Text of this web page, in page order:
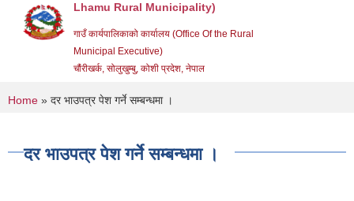
Lhamu Rural Municipality)
गाउँ कार्यपालिकाको कार्यालय (Office Of the Rural
Municipal Executive)
चौंरीखर्क, सोलुखुम्बु, कोशी प्रदेश, नेपाल
You are here
Home » दर भाउपत्र पेश गर्ने सम्बन्धमा ।
दर भाउपत्र पेश गर्ने सम्बन्धमा ।